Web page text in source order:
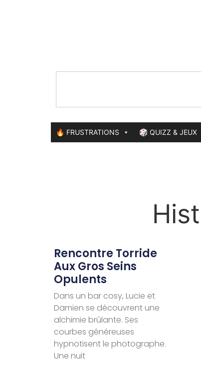
🔥 FRUSTRATIONS 🎲 QUIZZ & JEUX
Rencontre Torride
Aux Gros Seins
Opulents
Dans un bar cosy, Lucie et
Damien se découvrent une
alchimie brûlante. Ses
courbes généreuses
hypnotisent le photographe.
Une nuit